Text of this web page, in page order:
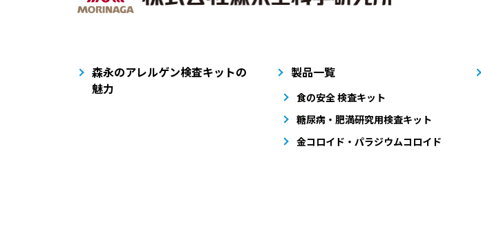
森永のアレルゲン検査キットの
魅力
製品一覧
食の安全 検査キット
糖尿病・肥満研究用検査キット
金コロイド・パラジウムコロイド